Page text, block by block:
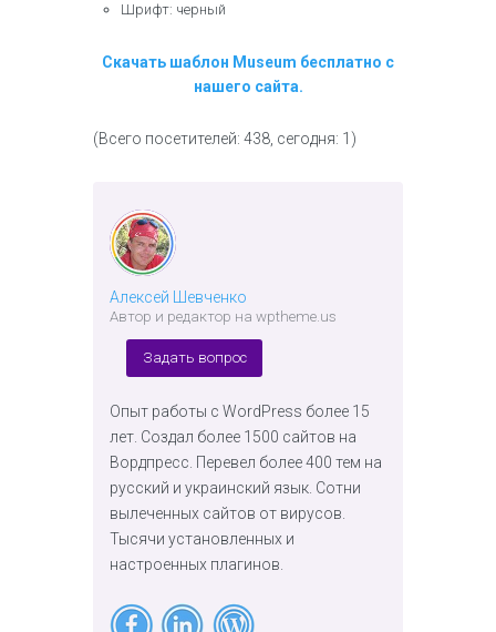
Шрифт: черный
Скачать шаблон Museum бесплатно с
нашего сайта.
(Всего посетителей: 438, сегодня: 1)
Алексей Шевченко
Автор и редактор на wptheme.us
Задать вопрос
Опыт работы с WordPress более 15
лет. Создал более 1500 сайтов на
Вордпресс. Перевел более 400 тем на
русский и украинский язык. Сотни
вылеченных сайтов от вирусов.
Тысячи установленных и
настроенных плагинов.